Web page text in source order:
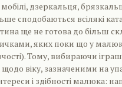
дзеркальця,
сподобаються всілякі
ще не готова до більш
яких поки що у
Тому, вибираючи
віку, зазначеними на
і здібності малюка: